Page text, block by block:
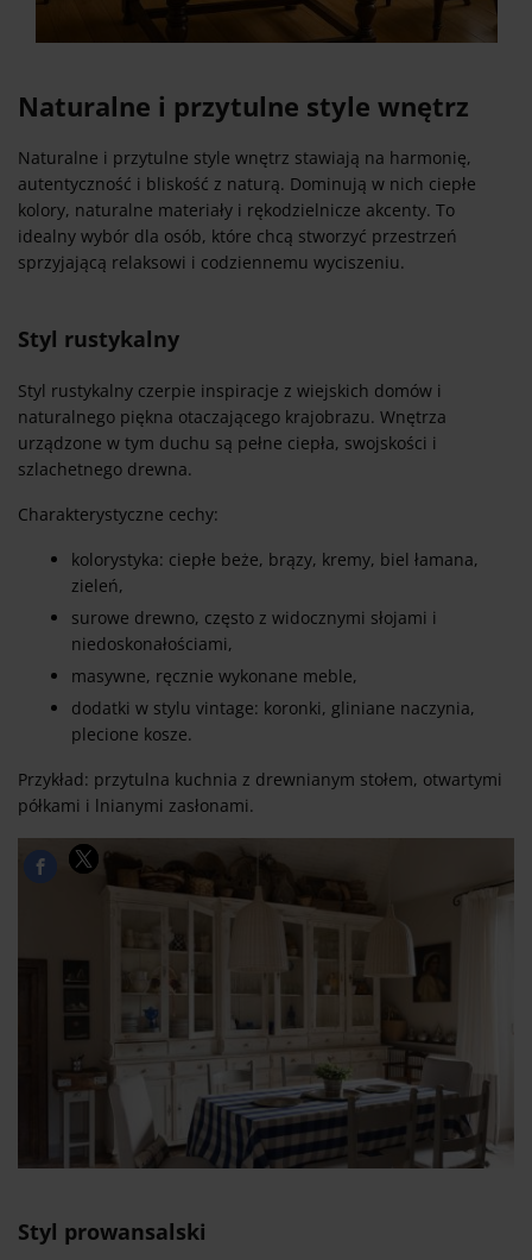
Naturalne i przytulne style wnętrz
Naturalne i przytulne style wnętrz stawiają na harmonię,
autentyczność i bliskość z naturą. Dominują w nich ciepłe
kolory, naturalne materiały i rękodzielnicze akcenty. To
idealny wybór dla osób, które chcą stworzyć przestrzeń
sprzyjającą relaksowi i codziennemu wyciszeniu.
Styl rustykalny
Styl rustykalny czerpie inspiracje z wiejskich domów i
naturalnego piękna otaczającego krajobrazu. Wnętrza
urządzone w tym duchu są pełne ciepła, swojskości i
szlachetnego drewna.
Charakterystyczne cechy:
kolorystyka: ciepłe beże, brązy, kremy, biel łamana,
zieleń,
surowe drewno, często z widocznymi słojami i
niedoskonałościami,
masywne, ręcznie wykonane meble,
dodatki w stylu vintage: koronki, gliniane naczynia,
plecione kosze.
Przykład: przytulna kuchnia z drewnianym stołem, otwartymi
półkami i lnianymi zasłonami.
Styl prowansalski